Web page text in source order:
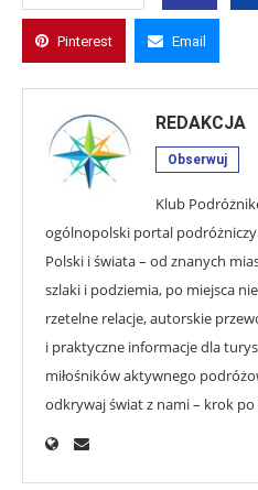
Pinterest Email
REDAKCJA
Obserwuj
Klub
ogólnopolski portal
Polski i świata – od znanych
szlaki i podziemia, po miejsca
rzetelne relacje, autorskie
i praktyczne informacje dla
miłośników aktywnego
odkrywaj świat z nami – krok